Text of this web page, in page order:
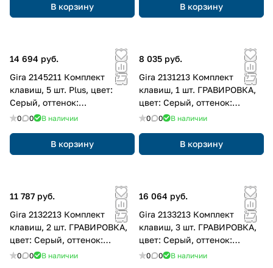
В корзину В корзину
14 694 руб.
Gira 2145211 Комплект
клавиш, 5 шт. Plus, цвет:
Серый, оттенок:
Алюминиевый
0 0 В наличии
В корзину
8 035 руб.
Gira 2131213 Комплект
клавиш, 1 шт. ГРАВИРОВКА,
цвет: Серый, оттенок:
Алюминиевый
0 0 В наличии
В корзину
11 787 руб.
Gira 2132213 Комплект
клавиш, 2 шт. ГРАВИРОВКА,
цвет: Серый, оттенок:
Алюминиевый
0 0 В наличии
16 064 руб.
Gira 2133213 Комплект
клавиш, 3 шт. ГРАВИРОВКА,
цвет: Серый, оттенок:
Алюминиевый
0 0 В наличии